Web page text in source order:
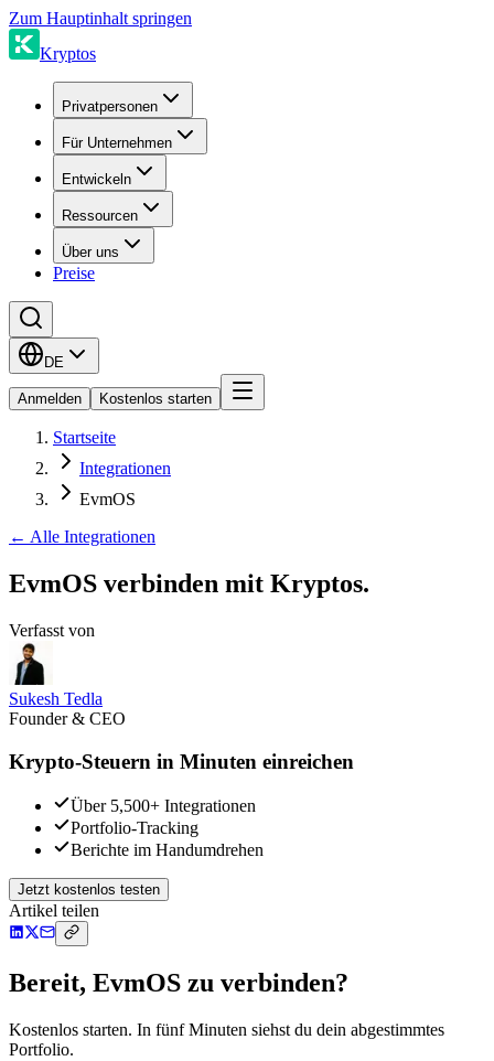
Zum Hauptinhalt springen
Kryptos
Privatpersonen
Für Unternehmen
Entwickeln
Ressourcen
Über uns
Preise
DE
Anmelden Kostenlos starten
Startseite
Integrationen
EvmOS
← Alle Integrationen
EvmOS verbinden mit Kryptos.
Verfasst von
Sukesh Tedla
Founder & CEO
Krypto-Steuern in Minuten einreichen
Über 5,500+ Integrationen
Portfolio-Tracking
Berichte im Handumdrehen
Jetzt kostenlos testen
Artikel teilen
Bereit, EvmOS zu verbinden?
Kostenlos starten. In fünf Minuten siehst du dein abgestimmtes
Portfolio.